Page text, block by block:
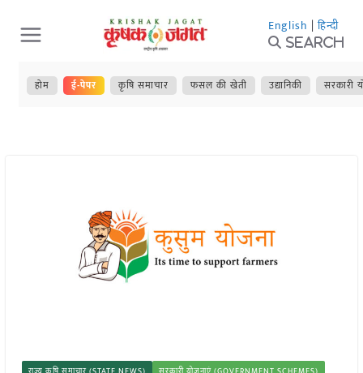
Skip
to
content
English | हिन्दी
Search
होम ई-पेपर कृषि समाचार फसल की खेती उद्यानिकी सरकारी